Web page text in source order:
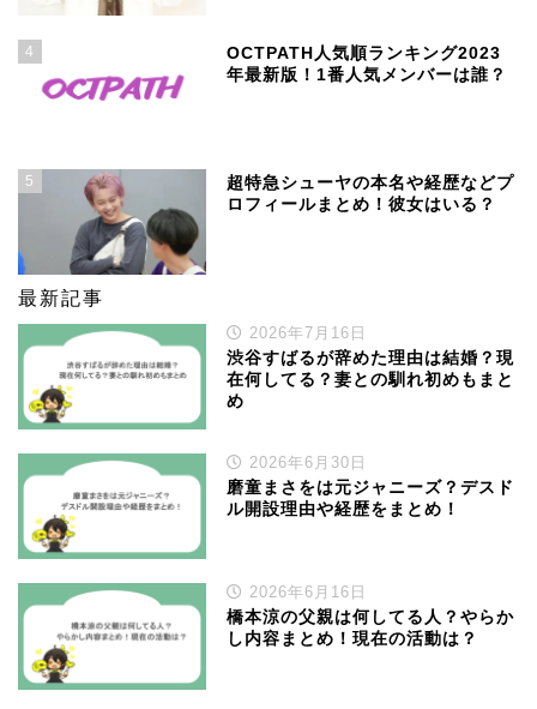
4
OCTPATH人気順ランキング2023
年最新版！1番人気メンバーは誰？
5
超特急シューヤの本名や経歴などプ
ロフィールまとめ！彼女はいる？
最新記事
2026年7月16日
渋谷すばるが辞めた理由は結婚？現
在何してる？妻との馴れ初めもまと
め
2026年6月30日
磨童まさをは元ジャニーズ？デスド
ル開設理由や経歴をまとめ！
2026年6月16日
橋本涼の父親は何してる人？やらか
し内容まとめ！現在の活動は？